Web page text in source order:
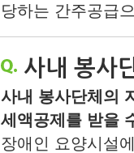
당하는 간주공급
사내 봉사
사내 봉사단체의
세액공제를 받을
장애인 요양시설